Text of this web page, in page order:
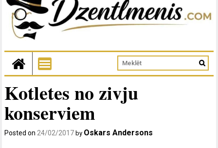
Kotletes no zivju
konserviem
Posted on24/02/2017 by Oskars Andersons